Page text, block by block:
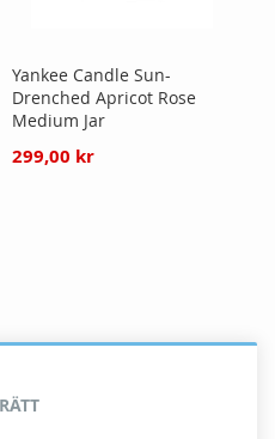
Yankee Candle Sun-
Drenched Apricot Rose
Medium Jar
299,00 kr